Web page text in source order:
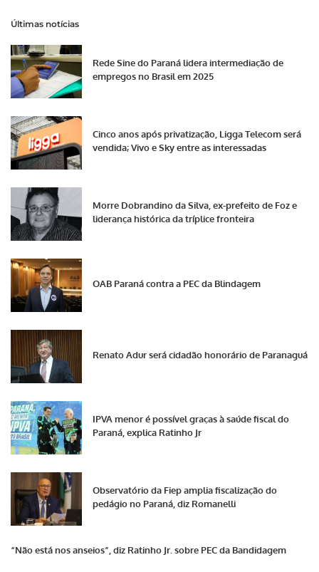
Últimas notícias
Rede Sine do Paraná lidera intermediação de
empregos no Brasil em 2025
Cinco anos após privatização, Ligga Telecom será
vendida; Vivo e Sky entre as interessadas
Morre Dobrandino da Silva, ex-prefeito de Foz e
liderança histórica da tríplice fronteira
OAB Paraná contra a PEC da Blindagem
Renato Adur será cidadão honorário de Paranaguá
IPVA menor é possível graças à saúde fiscal do
Paraná, explica Ratinho Jr
Observatório da Fiep amplia fiscalização do
pedágio no Paraná, diz Romanelli
“Não está nos anseios”, diz Ratinho Jr. sobre PEC da Bandidagem